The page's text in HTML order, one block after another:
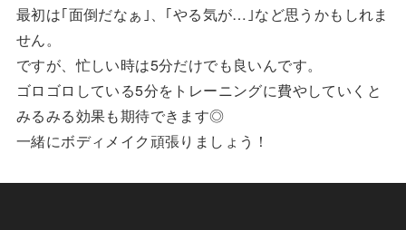
最初は｢面倒だなぁ｣、｢やる気が…｣など思うかもしれま
せん。
ですが、忙しい時は5分だけでも良いんです。
ゴロゴロしている5分をトレーニングに費やしていくと
みるみる効果も期待できます◎
一緒にボディメイク頑張りましょう！